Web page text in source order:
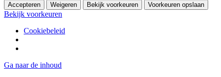
Accepteren Weigeren Bekijk voorkeuren Voorkeuren opslaan
Bekijk voorkeuren
Cookiebeleid
Ga naar de inhoud